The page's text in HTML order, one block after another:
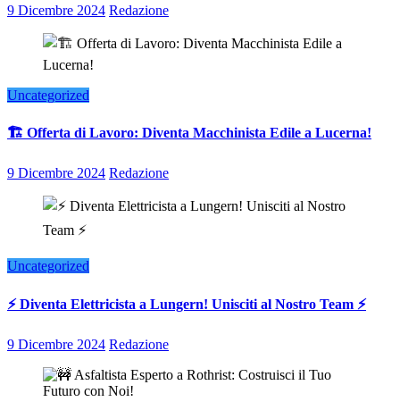
9 Dicembre 2024 Redazione
Uncategorized
🏗️ Offerta di Lavoro: Diventa Macchinista Edile a Lucerna!
9 Dicembre 2024 Redazione
Uncategorized
⚡ Diventa Elettricista a Lungern! Unisciti al Nostro Team ⚡
9 Dicembre 2024 Redazione